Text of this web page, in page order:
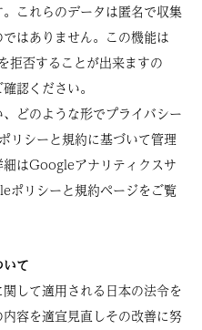
これらのデータは匿名で収集
はありません。この機能は
拒否することが出来ますの
認ください。
どのような形でプライバシー
リシーと規約に基づいて管理
はGoogleアナリティクスサ
ポリシーと規約ページをご覧
て
して適用される日本の法令を
容を適宜見直しその改善に努